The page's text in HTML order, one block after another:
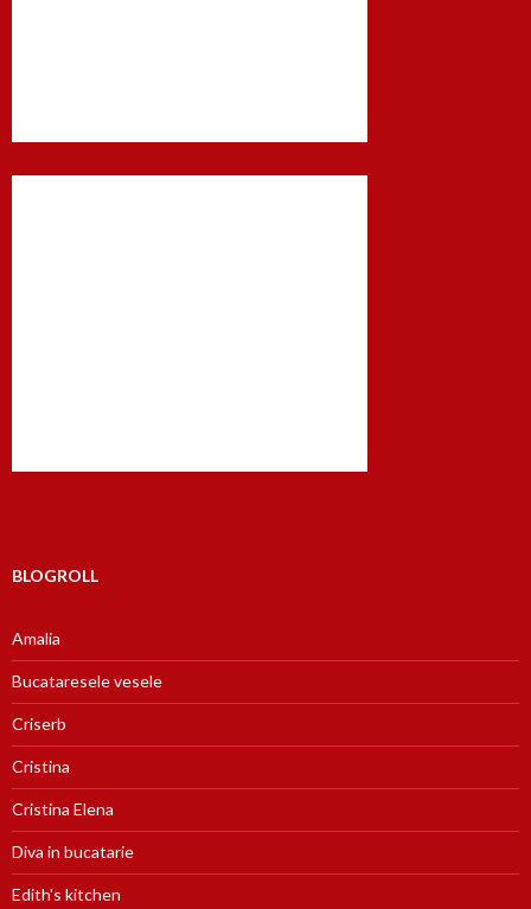
BLOGROLL
Amalia
Bucataresele vesele
Criserb
Cristina
Cristina Elena
Diva in bucatarie
Edith's kitchen